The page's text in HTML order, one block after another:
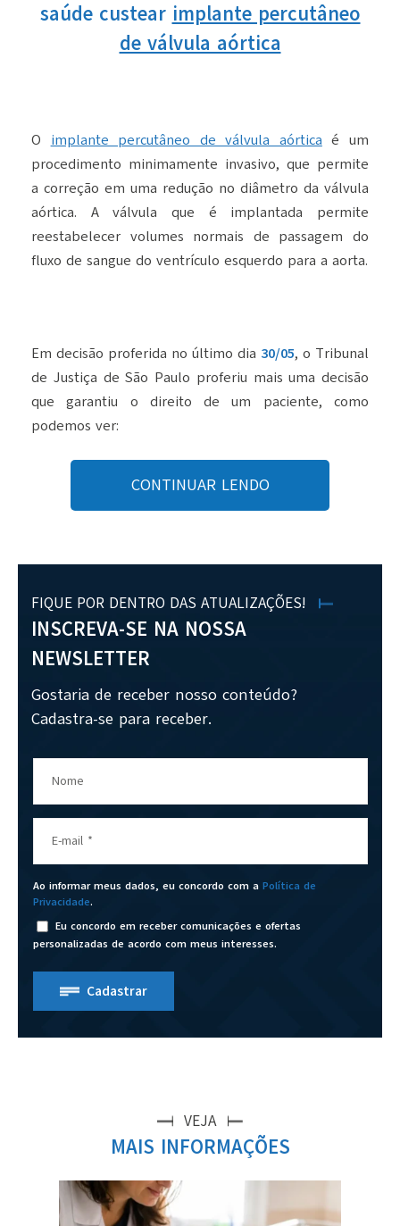
saúde custear implante percutâneo
de válvula aórtica
O implante percutâneo de válvula aórtica é um
procedimento minimamente invasivo, que permite
a correção em uma redução no diâmetro da válvula
aórtica. A válvula que é implantada permite
reestabelecer volumes normais de passagem do
fluxo de sangue do ventrículo esquerdo para a aorta.
Em decisão proferida no último dia 30/05, o Tribunal
de Justiça de São Paulo proferiu mais uma decisão
que garantiu o direito de um paciente, como
podemos ver:
CONTINUAR LENDO
FIQUE POR DENTRO DAS ATUALIZAÇÕES!
INSCREVA-SE NA NOSSA
NEWSLETTER
Gostaria de receber nosso conteúdo?
Cadastra-se para receber.
Nome
E-mail *
Ao informar meus dados, eu concordo com a Política de
Privacidade.
Eu concordo em receber comunicações e ofertas
personalizadas de acordo com meus interesses.
Cadastrar
VEJA
MAIS INFORMAÇÕES